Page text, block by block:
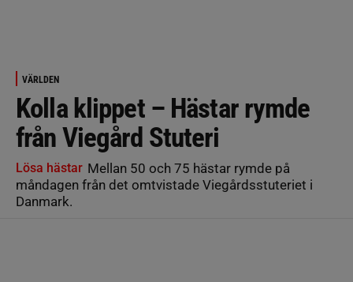
VÄRLDEN
Kolla klippet – Hästar rymde
från Viegård Stuteri
Lösa hästar Mellan 50 och 75 hästar rymde på
måndagen från det omtvistade Viegårdsstuteriet i
Danmark.